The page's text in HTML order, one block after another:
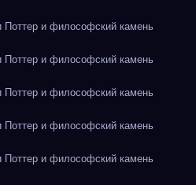
и философский камень
и философский камень
и философский камень
и философский камень
и философский камень